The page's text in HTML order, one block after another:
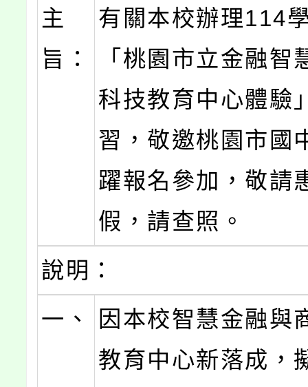
主
旨：
有關本校辦理114
「桃園市立金融智
科技教育中心體驗
習，敬邀桃園市國
躍報名參加，敬請
假，請查照。
說明：
一、
因本校智慧金融與
教育中心新落成，